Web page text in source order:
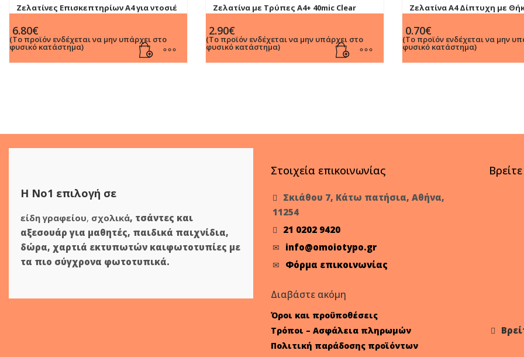
Ζελατίνες Επισκεπτηρίων Α4 για ντοσιέ
6.80€
(Το προϊόν ενδέχεται να μην υπάρχει στο
φυσικό κατάστημα)
Ζελατίνα με Τρύπες Α4+ 40mic Clear
2.90€
(Το προϊόν ενδέχεται να μην υπάρχει στο
φυσικό κατάστημα)
Ζελατίνα Α4 Δίπτυχη με
0.70€
(Το προϊόν ενδέχεται να μην
φυσικό κατάστημα)
Η Νο1 επιλογή σε
είδη γραφείου, σχολικά, τσάντες και
αξεσουάρ για μαθητές, παιδικά παιχνίδια,
δώρα, χαρτιά εκτυπωτών καιφωτοτυπίες με
τα πιο σύγχρονα φωτοτυπικά.
Στοιχεία επικοινωνίας
Σκιάθου 7, Κάτω πατήσια, Αθήνα,
11254
21 0202 9420
info@omoiotypo.gr
Φόρμα επικοινωνίας
Διαβάστε ακόμη
Όροι και προϋποθέσεις
Τρόποι – Ασφάλεια πληρωμών
Πολιτική παράδοσης προϊόντων